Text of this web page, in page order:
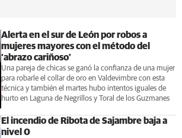
Alerta en el sur de León por robos a
mujeres mayores con el método del
‘abrazo cariñoso’
Una pareja de chicas se ganó la confianza de una mujer
para robarle el collar de oro en Valdevimbre con esta
técnica y también el martes hubo intentos iguales de
hurto en Laguna de Negrillos y Toral de los Guzmanes
El incendio de Ribota de Sajambre baja a
nivel 0